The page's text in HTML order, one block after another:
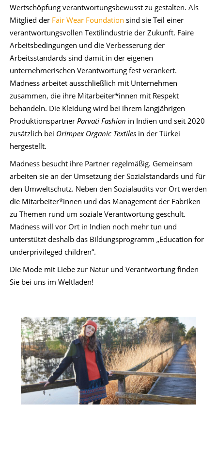
Wertschöpfung verantwortungsbewusst zu gestalten. Als
Mitglied der Fair Wear Foundation sind sie Teil einer
verantwortungsvollen Textilindustrie der Zukunft. Faire
Arbeitsbedingungen und die Verbesserung der
Arbeitsstandards sind damit in der eigenen
unternehmerischen Verantwortung fest verankert.
Madness arbeitet ausschließlich mit Unternehmen
zusammen, die ihre Mitarbeiter*innen mit Respekt
behandeln. Die Kleidung wird bei ihrem langjährigen
Produktionspartner Parvati Fashion in Indien und seit 2020
zusätzlich bei Orimpex Organic Textiles in der Türkei
hergestellt.
Madness besucht ihre Partner regelmäßig. Gemeinsam
arbeiten sie an der Umsetzung der Sozialstandards und für
den Umweltschutz. Neben den Sozialaudits vor Ort werden
die Mitarbeiter*innen und das Management der Fabriken
zu Themen rund um soziale Verantwortung geschult.
Madness will vor Ort in Indien noch mehr tun und
unterstützt deshalb das Bildungsprogramm „Education for
underprivileged children“.
Die Mode mit Liebe zur Natur und Verantwortung finden
Sie bei uns im Weltladen!